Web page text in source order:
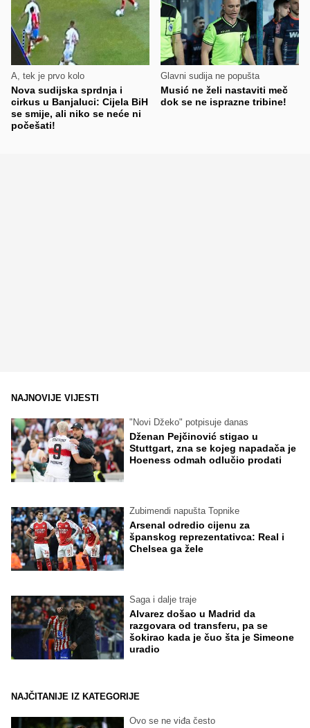
A, tek je prvo kolo
Nova sudijska sprdnja i
cirkus u Banjaluci: Cijela BiH
se smije, ali niko se neće ni
počešati!
Glavni sudija ne popušta
Musić ne želi nastaviti meč
dok se ne isprazne tribine!
NAJNOVIJE VIJESTI
"Novi Džeko" potpisuje danas
Dženan Pejčinović stigao u
Stuttgart, zna se kojeg napadača je
Hoeness odmah odlučio prodati
Zubimendi napušta Topnike
Arsenal odredio cijenu za
španskog reprezentativca: Real i
Chelsea ga žele
Saga i dalje traje
Alvarez došao u Madrid da
razgovara od transferu, pa se
šokirao kada je čuo šta je Simeone
uradio
NAJČITANIJE IZ KATEGORIJE
Ovo se ne viđa često